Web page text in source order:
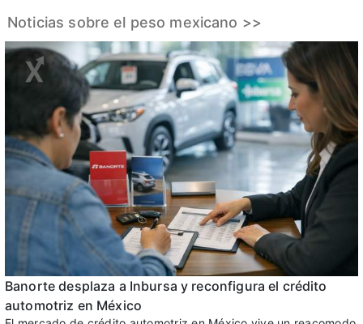
Noticias sobre el peso mexicano >>
Banorte desplaza a Inbursa y reconfigura el crédito
automotriz en México